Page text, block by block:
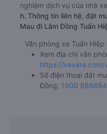
nghiệm dịch vụ của nhà
h. Thông tin liên hệ, đặt
Mau đi Lâm Đồng Tuấn
Văn phòng xe Tuấn
Xem địa chỉ văn
https://vexere.com/
Số điện thoại đặt
Đồng: 1900 888684